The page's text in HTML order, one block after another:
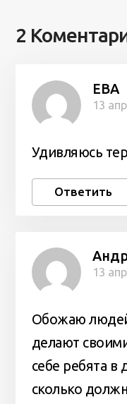
2
ЕВА
13
Удивляюсь
Ответить
13
Обожаю
делают
себе ребята в
сколько